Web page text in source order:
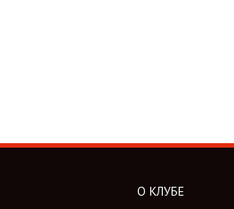
О КЛУБЕ